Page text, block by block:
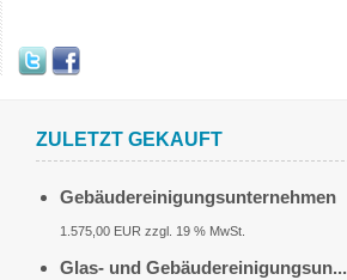
ZULETZT GEKAUFT
Gebäudereinigungsunternehmen
1.575,00 EUR zzgl. 19 % MwSt.
Glas- und Gebäudereinigungsun...